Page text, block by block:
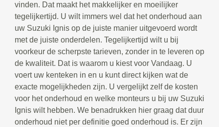
vinden. Dat maakt het makkelijker en moeilijker
tegelijkertijd. U wilt immers wel dat het onderhoud aan
uw Suzuki Ignis op de juiste manier uitgevoerd wordt
met de juiste onderdelen. Tegelijkertijd wilt u bij
voorkeur de scherpste tarieven, zonder in te leveren op
de kwaliteit. Dat is waarom u kiest voor Vandaag. U
voert uw kenteken in en u kunt direct kijken wat de
exacte mogelijkheden zijn. U vergelijkt zelf de kosten
voor het onderhoud en welke monteurs u bij uw Suzuki
Ignis wilt hebben. We benadrukken hier graag dat duur
onderhoud niet per definitie goed onderhoud is. Er zijn